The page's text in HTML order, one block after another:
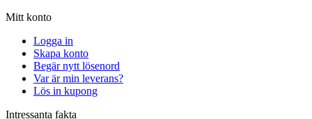
Mitt konto
Logga in
Skapa konto
Begär nytt lösenord
Var är min leverans?
Lös in kupong
Intressanta fakta